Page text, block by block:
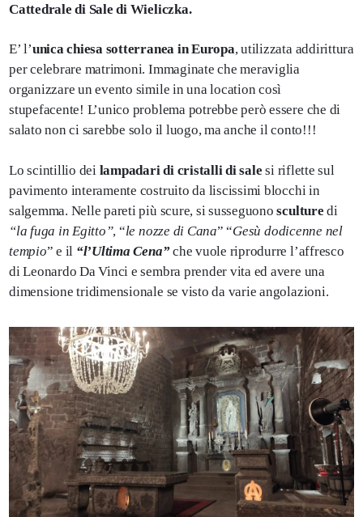
Cattedrale di Sale di Wieliczka.
E’ l’unica chiesa sotterranea in Europa, utilizzata addirittura
per celebrare matrimoni. Immaginate che meraviglia
organizzare un evento simile in una location così
stupefacente! L’unico problema potrebbe però essere che di
salato non ci sarebbe solo il luogo, ma anche il conto!!!
Lo scintillio dei lampadari di cristalli di salesi riflette sul
pavimento interamente costruito da liscissimi blocchi in
salgemma. Nelle pareti più scure, si susseguonosculture di
“la fuga in Egitto”, “le nozze di Cana” “Gesù dodicenne nel
tempio” e il “l’Ultima Cena”che vuole riprodurre l’affresco
di Leonardo Da Vinci e sembra prender vita ed avere una
dimensione tridimensionale se visto da varie angolazioni.